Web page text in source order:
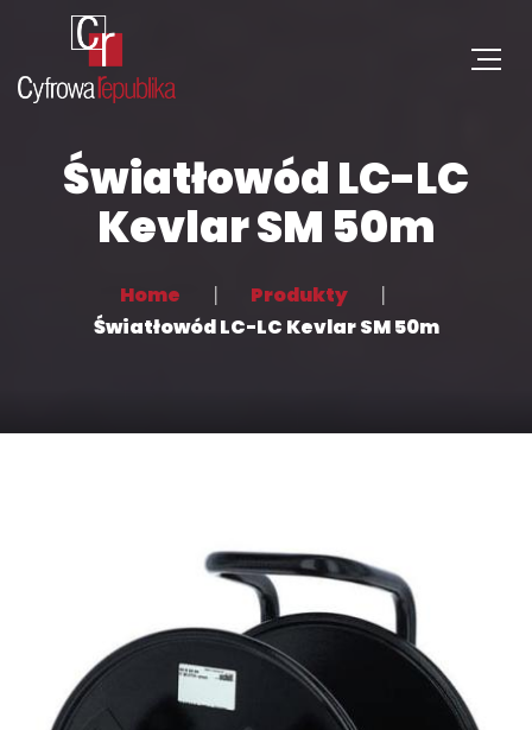
Światłowód LC-LC
Kevlar SM 50m
Home
Produkty
Światłowód LC-LC Kevlar SM 50m